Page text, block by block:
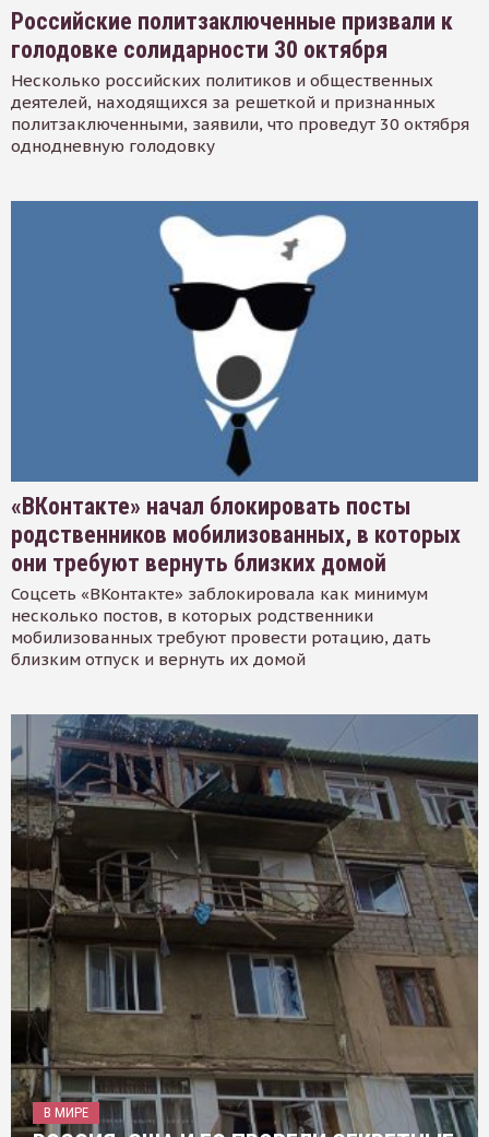
Российские политзаключенные призвали к
голодовке солидарности 30 октября
Несколько российских политиков и общественных
деятелей, находящихся за решеткой и признанных
политзаключенными, заявили, что проведут 30 октября
однодневную голодовку
«ВКонтакте» начал блокировать посты
родственников мобилизованных, в которых
они требуют вернуть близких домой
Соцсеть «ВКонтакте» заблокировала как минимум
несколько постов, в которых родственники
мобилизованных требуют провести ротацию, дать
близким отпуск и вернуть их домой
В МИРЕ